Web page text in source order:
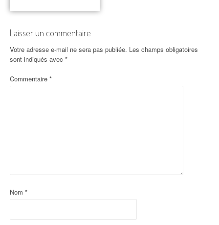
Laisser un commentaire
Votre adresse e-mail ne sera pas publiée. Les champs obligatoires
sont indiqués avec *
Commentaire *
Nom *